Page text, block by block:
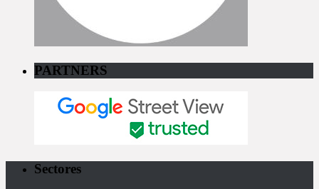
PARTNERS
Sectores